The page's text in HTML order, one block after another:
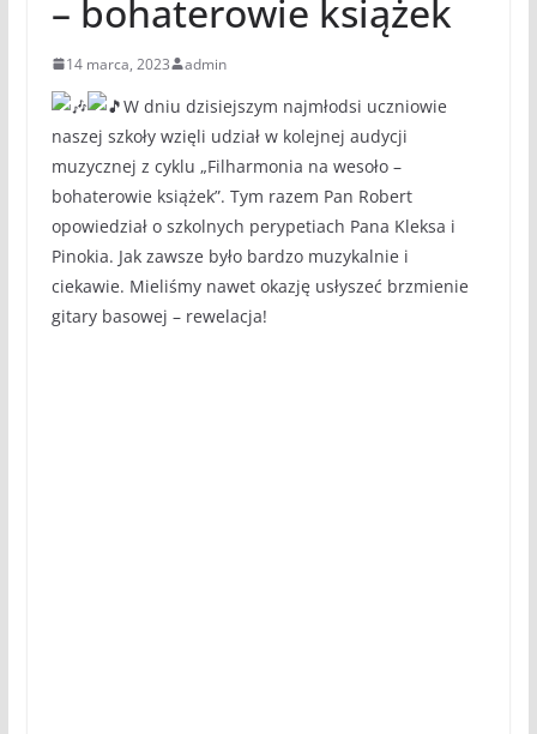
– bohaterowie książek
14 marca, 2023 admin
W dniu dzisiejszym najmłodsi uczniowie
naszej szkoły wzięli udział w kolejnej audycji
muzycznej z cyklu „Filharmonia na wesoło –
bohaterowie książek”. Tym razem Pan Robert
opowiedział o szkolnych perypetiach Pana Kleksa i
Pinokia. Jak zawsze było bardzo muzykalnie i
ciekawie. Mieliśmy nawet okazję usłyszeć brzmienie
gitary basowej – rewelacja!